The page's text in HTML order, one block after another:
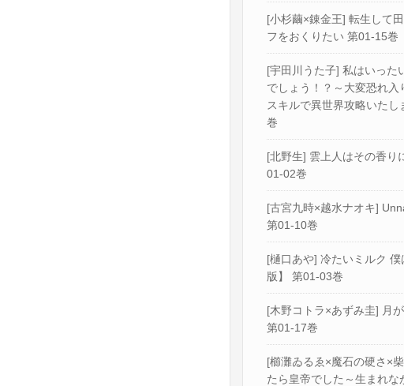
[小杉繭×錬金王] 転生して
フをおくりたい 第01-15巻
[宇田川うた子] 私はいった
でしょう！？～大変恐れ入
スキルで異世界攻略いた
巻
[北野生] 雲上人はその香り
01-02巻
[古宮九時×越水ナオキ]
第01-10巻
[樋口あや] 冷たいミルク
版】 第01-03巻
[木野コトラ×あずみ圭] 月
第01-17巻
[櫛灘ゐるゑ×魔石の硬さ×
たら皇帝でした～生まれな